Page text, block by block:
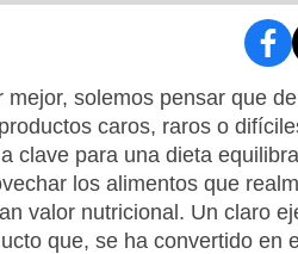
solemos pensar que
caros, raros o
clave para una dieta
los alimentos que
valor nutricional. Un claro
que, se ha convertido en